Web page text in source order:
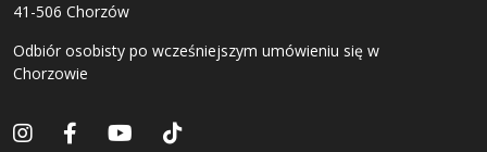
41-506 Chorzów
Odbiór osobisty po wcześniejszym umówieniu się w
Chorzowie